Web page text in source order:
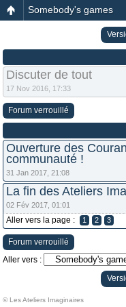
Somebody's games
Discuter de tout
17 Nov 2016, 17:33
Forum verrouillé
Ouverture des
communauté !
31 Jan 2017, 21:08
La fin des Ateliers
02 Fév 2017, 01:01
Aller vers la page : 1 2 3
Forum verrouillé
Aller vers :
© Les Ateliers Imaginaires